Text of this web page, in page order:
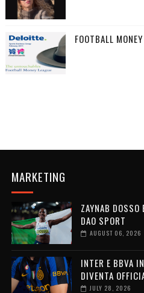
FOOTBALL
MARKETING
ZAYNAB
DAO SPORT
AUGUST 06, 2026
INTER E BBVA
DIVENTA
JULY 28, 2026